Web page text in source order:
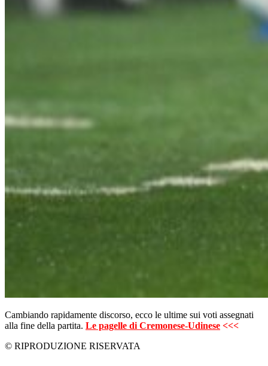
Cambiando rapidamente discorso, ecco le ultime sui voti assegnati
alla fine della partita. Le pagelle di Cremonese-Udinese <<<
© RIPRODUZIONE RISERVATA